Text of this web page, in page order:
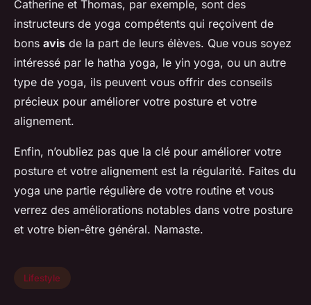
Catherine et Thomas, par exemple, sont des
instructeurs de yoga compétents qui reçoivent de
bons avis de la part de leurs élèves. Que vous soyez
intéressé par le hatha yoga, le yin yoga, ou un autre
type de yoga, ils peuvent vous offrir des conseils
précieux pour améliorer votre posture et votre
alignement.
Enfin, n’oubliez pas que la clé pour améliorer votre
posture et votre alignement est la régularité. Faites du
yoga une partie régulière de votre routine et vous
verrez des améliorations notables dans votre posture
et votre bien-être général. Namaste.
Lifestyle